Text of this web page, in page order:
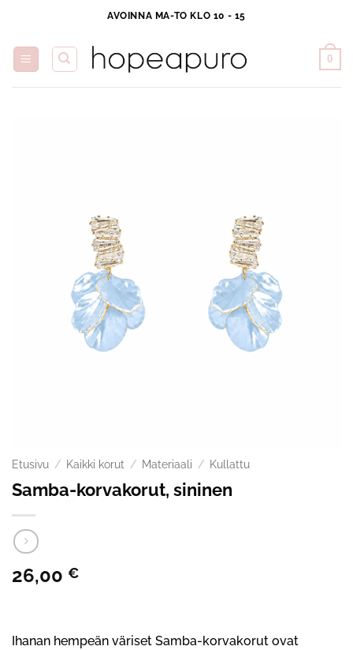
content
AVOINNA MA-TO KLO 10 - 15
0
Etusivu / Kaikki korut / Materiaali / Kullattu
Samba-korvakorut, sininen
26,00 €
Ihanan hempeän väriset Samba-korvakorut ovat